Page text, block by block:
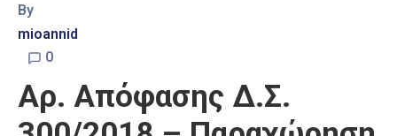
Του
Δήμου
Αποφάσεις
By
mioannid
0
Αρ. Απόφασης Δ.Σ.